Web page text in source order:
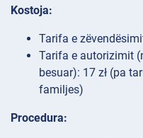
Kostoja:
Tarifa e
Tarifa e autorizimit
besuar): 17 zł (pa
familjes)
Procedura: